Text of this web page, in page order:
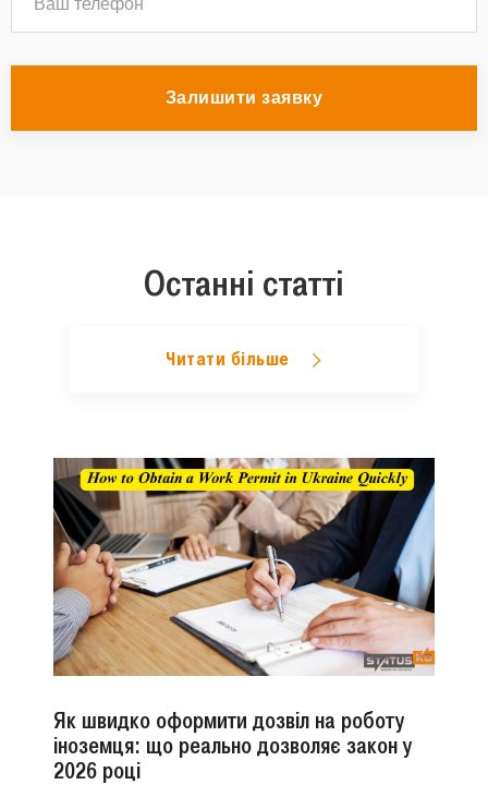
Залишити заявку
Останні статті
Читати більше
Як швидко оформити дозвіл на роботу
іноземця: що реально дозволяє закон у
2026 році